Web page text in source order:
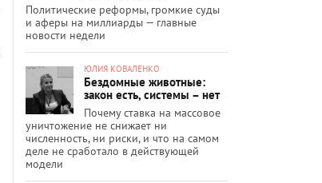
Политические реформы, громкие суды
и аферы на миллиарды — главные
новости недели
ЮЛИЯ КОВАЛЕНКО
Бездомные животные:
закон есть, системы – нет
Почему ставка на массовое
уничтожение не снижает ни
численность, ни риски, и что на самом
деле не сработало в действующей
модели